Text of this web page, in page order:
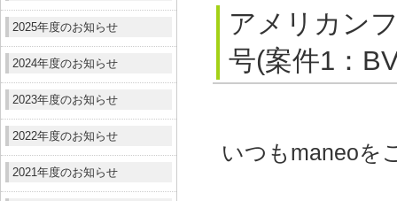
2025年度のお知らせ
2024年度のお知らせ
2023年度のお知らせ
2022年度のお知らせ
2021年度のお知らせ
アメリカン
号(案件1：
いつもmaneoを